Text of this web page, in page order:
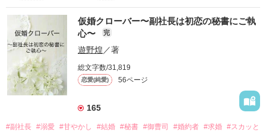
感想
ステータス 全て 完結
作品の長さ
ある日傷心の勢いで知り合いのバーテンとワンナイトなんて大
失態をおかしてしまうが……？
✤·························✤
他人の“愛を結ぶ”不幸なアラサーOL
深沢 愛結那
彼女を翻弄する“悪魔”なバーテンダー
仮婚クローバー〜副社長は初恋の秘書にご執
心〜
完
遊野煌 ／著
総文字数/31,819
恋愛(純愛) 56ページ
165
#副社長 #溺愛 #甘やかし #結婚 #秘書 #御曹司 #婚約者 #求婚 #スカッと